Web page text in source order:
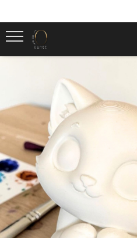
Categorii produse
BRELOCURI & FIDGETS
CADOURI SEZONIERE
Nu doar de Dragobete
Pentru ea – 8 Martie, Ziua Femeii și
Ziua Mamei
HOMESY
Accesorii pentru casa
Accesorii pentru birou